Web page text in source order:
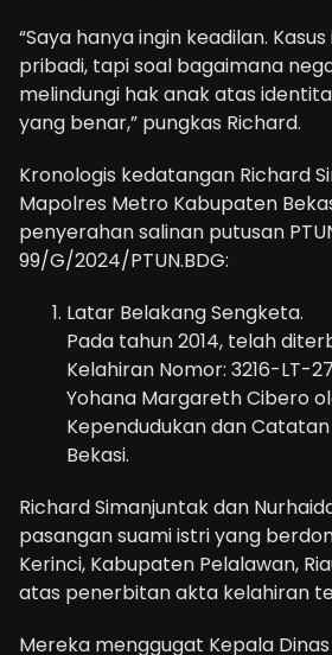
“Saya hanya ingin keadilan.
pribadi, tapi soal bagaimana
melindungi hak anak atas
yang benar,” pungkas Richard.
Kronologis kedatangan Richard
Mapolres Metro Kabupaten
penyerahan salinan putusan
99/G/2024/PTUN.BDG:
Latar Belakang Sengketa.
Pada tahun 2014, telah
Kelahiran Nomor: 3216-LT-
Yohana Margareth Cibero
Kependudukan dan
Bekasi.
Richard Simanjuntak dan
pasangan suami istri yang
Kerinci, Kabupaten Pelalawan,
atas penerbitan akta kelahiran
Mereka menggugat Kepala